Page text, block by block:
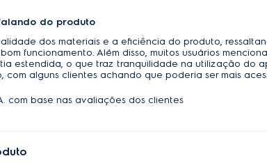
do produto
dos materiais e a eficiência do produto,
funcionamento. Além disso, muitos usuários
estendida, o que traz tranquilidade na utilização do
com alguns clientes achando que poderia ser mais
com base nas avaliações dos clientes